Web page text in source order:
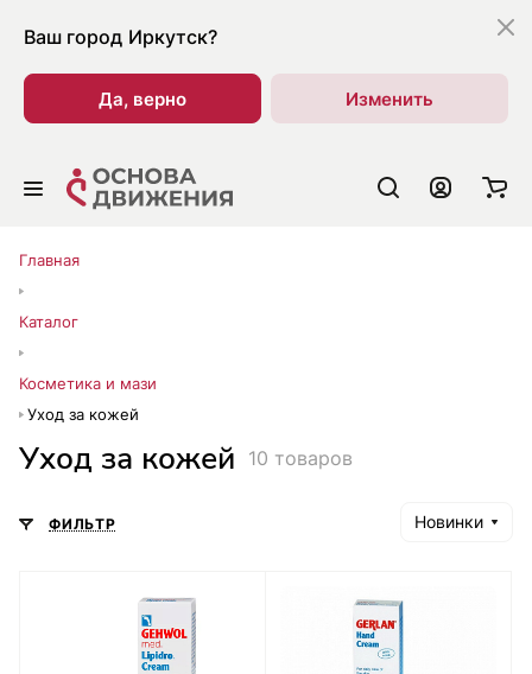
Ваш город Иркутск?
Да, верно Изменить
Главная
Каталог
Косметика и мази
Уход за кожей
Уход за кожей 10 товаров
ФИЛЬТР Новинки